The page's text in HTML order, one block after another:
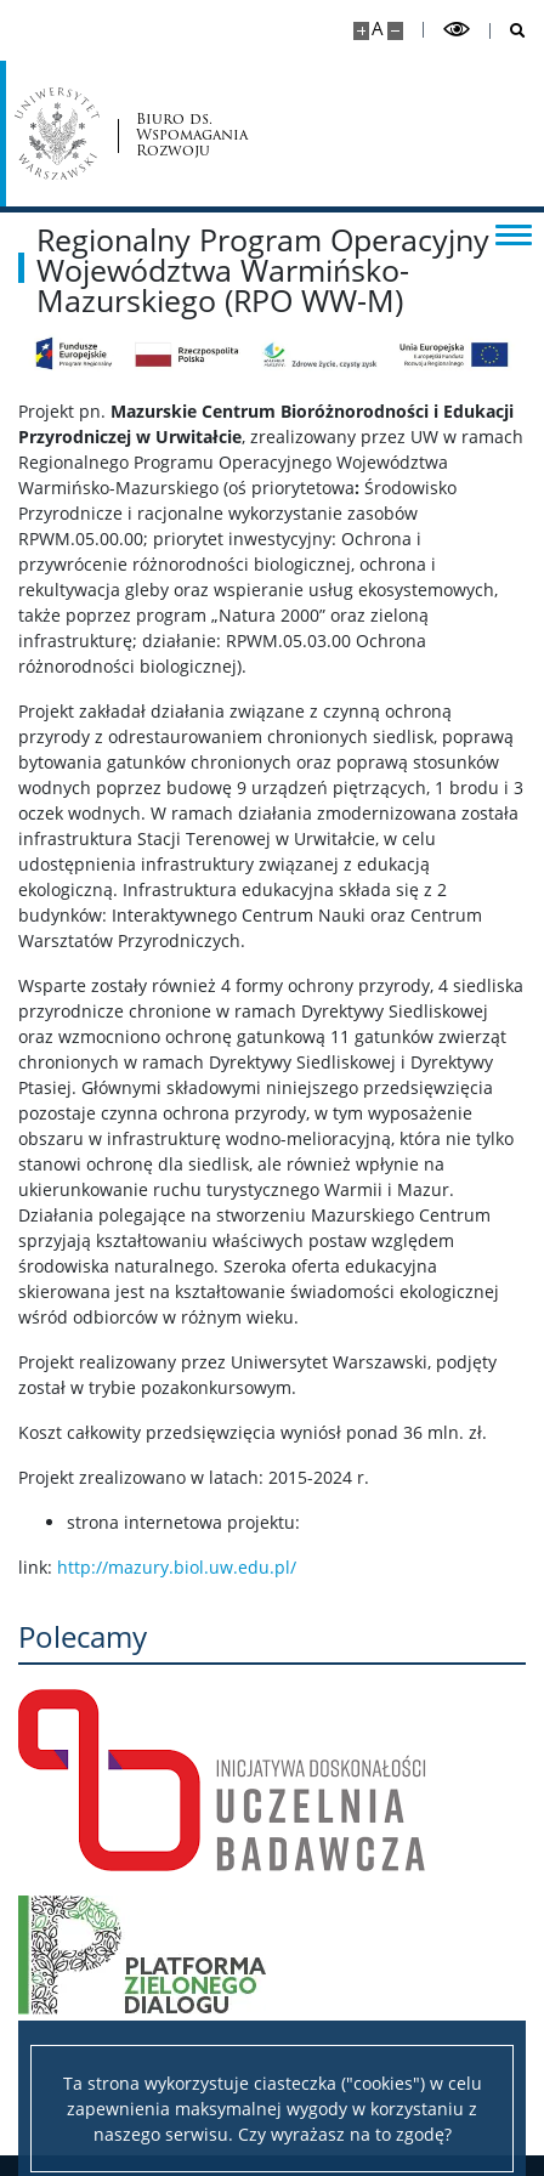
Ta strona wykorzystuje ciasteczka ("cookies") w celu
zapewnienia maksymalnej wygody w korzystaniu z
naszego serwisu. Czy wyrażasz na to zgodę?
A
Biuro ds.
Wspomagania
Rozwoju
Formy działania
Obszary znajdujące się w zainteresowaniu
badawczym
Działalność dodatkowa
Kontakt
Regionalny Program Operacyjny
Województwa Warmińsko-
Mazurskiego (RPO WW-M)
Projekt pn. Mazurskie Centrum Bioróżnorodności i Edukacji
Przyrodniczej w Urwitałcie, zrealizowany przez UW w ramach
Regionalnego Programu Operacyjnego Województwa
Warmińsko-Mazurskiego (oś priorytetowa: Środowisko
Przyrodnicze i racjonalne wykorzystanie zasobów
RPWM.05.00.00; priorytet inwestycyjny: Ochrona i
przywrócenie różnorodności biologicznej, ochrona i
rekultywacja gleby oraz wspieranie usług ekosystemowych,
także poprzez program „Natura 2000” oraz zieloną
infrastrukturę; działanie: RPWM.05.03.00 Ochrona
różnorodności biologicznej).
Projekt zakładał działania związane z czynną ochroną
przyrody z odrestaurowaniem chronionych siedlisk, poprawą
bytowania gatunków chronionych oraz poprawą stosunków
wodnych poprzez budowę 9 urządzeń piętrzących, 1 brodu i 3
oczek wodnych. W ramach działania zmodernizowana została
infrastruktura Stacji Terenowej w Urwitałcie, w celu
udostępnienia infrastruktury związanej z edukacją
ekologiczną. Infrastruktura edukacyjna składa się z 2
budynków: Interaktywnego Centrum Nauki oraz Centrum
Warsztatów Przyrodniczych.
Wsparte zostały również 4 formy ochrony przyrody, 4 siedliska
przyrodnicze chronione w ramach Dyrektywy Siedliskowej
oraz wzmocniono ochronę gatunkową 11 gatunków zwierząt
chronionych w ramach Dyrektywy Siedliskowej i Dyrektywy
Ptasiej. Głównymi składowymi niniejszego przedsięwzięcia
pozostaje czynna ochrona przyrody, w tym wyposażenie
obszaru w infrastrukturę wodno-melioracyjną, która nie tylko
stanowi ochronę dla siedlisk, ale również wpłynie na
ukierunkowanie ruchu turystycznego Warmii i Mazur.
Działania polegające na stworzeniu Mazurskiego Centrum
sprzyjają kształtowaniu właściwych postaw względem
środowiska naturalnego. Szeroka oferta edukacyjna
skierowana jest na kształtowanie świadomości ekologicznej
wśród odbiorców w różnym wieku.
Projekt realizowany przez Uniwersytet Warszawski, podjęty
został w trybie pozakonkursowym.
Koszt całkowity przedsięwzięcia wyniósł ponad 36 mln. zł.
Projekt zrealizowano w latach: 2015-2024 r.
strona internetowa projektu:
link: http://mazury.biol.uw.edu.pl/
Polecamy